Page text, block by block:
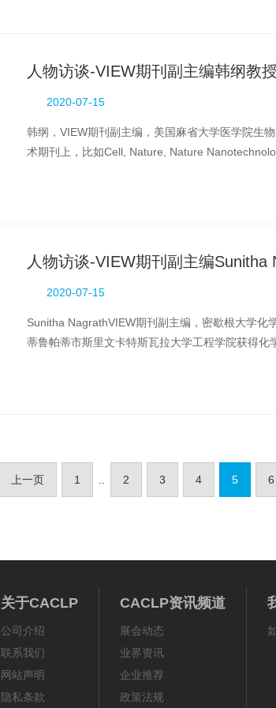
人物访谈-VIEW期刊副主编韩纲教授
2020-07-15
韩纲，VIEW期刊副主编，美国麻省大学医学院生
术期刊上，比如Cell, Nature, Nature
人物访谈-VIEW期刊副主编Sunitha
2020-07-15
Sunitha NagrathVIEW期刊副主编，密歇根大学化
蒂鲁帕蒂市斯里文卡特斯瓦拉大学工程学院获得
上一页 1 2 3 4 5 6
关于CACLP
公司介绍
联系我们
网站声明
隐私条款
CACLP资讯频道
展会动态
业界资讯
企业推荐
政策法规